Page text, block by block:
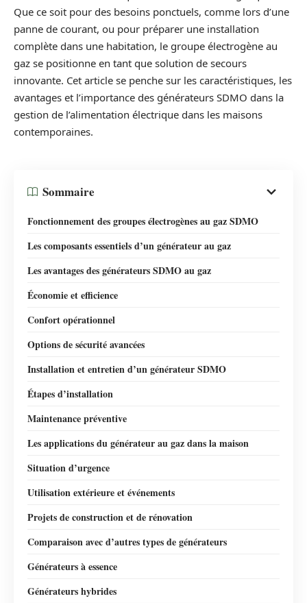
Que ce soit pour des besoins ponctuels, comme lors d’une
panne de courant, ou pour préparer une installation
complète dans une habitation, le groupe électrogène au
gaz se positionne en tant que solution de secours
innovante. Cet article se penche sur les caractéristiques, les
avantages et l’importance des générateurs SDMO dans la
gestion de l’alimentation électrique dans les maisons
contemporaines.
Sommaire
Fonctionnement des groupes électrogènes au gaz SDMO
Les composants essentiels d’un générateur au gaz
Les avantages des générateurs SDMO au gaz
Économie et efficience
Confort opérationnel
Options de sécurité avancées
Installation et entretien d’un générateur SDMO
Étapes d’installation
Maintenance préventive
Les applications du générateur au gaz dans la maison
Situation d’urgence
Utilisation extérieure et événements
Projets de construction et de rénovation
Comparaison avec d’autres types de générateurs
Générateurs à essence
Générateurs hybrides